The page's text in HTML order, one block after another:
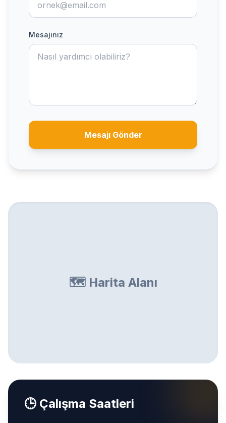
Mesajınız
Mesajı Gönder
🗺️ Harita Alanı
🕒 Çalışma Saatleri